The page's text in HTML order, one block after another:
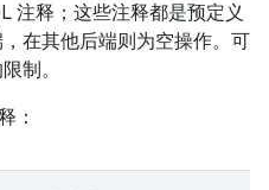
注释；这些注释都是预定义
在其他后端则为空操作。可
制。
：